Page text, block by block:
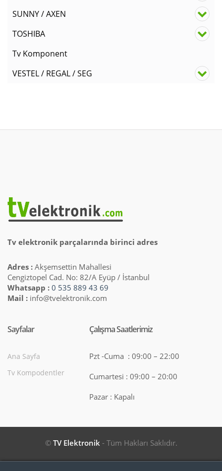
SUNNY / AXEN
TOSHIBA
Tv Komponent
VESTEL / REGAL / SEG
Tv elektronik parçalarında birinci adres
Adres : Akşemsettin Mahallesi
Cengiztopel Cad. No: 82/A Eyüp / İstanbul
Whatsapp : 0 535 889 43 69
Mail : info@tvelektronik.com
Sayfalar
Ana Sayfa
Tv Kompodentler
Çalışma Saatlerimiz
Pzt -Cuma : 09:00 – 22:00
Cumartesi : 09:00 – 20:00
Pazar : Kapalı
© TV Elektronik- Tüm Hakları Saklıdır.